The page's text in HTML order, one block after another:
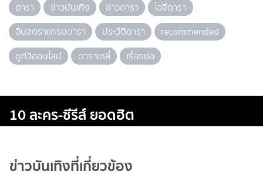
ดารา ข่าวบันเทิง ข่าวดารา
ไอจีดารา
อินสตราแกรมดารา
ประวัติดารา
recommended
ดูทีวีออนไลน์
ดาราเดลี่ เรื่องย่อ
10 ละคร-ซีรีส์ ยอดฮิต
ข่าวบันเทิงที่เกี่ยวข้อง